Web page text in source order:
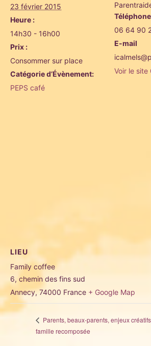
23 février 2015
Heure :
14h30 - 16h00
Prix :
Consommer sur place
Catégorie d’Évènement:
PEPS café
Téléphone
06 64 90
E-mail
Voir le site
LIEU
Family coffee
6, chemin des fins sud
Annecy, 74000 France + Google Map
Parents, beaux-parents, enjeux
famille recomposée